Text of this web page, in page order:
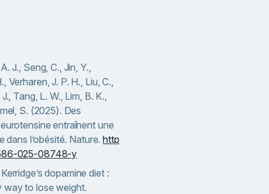
J., Seng, C., Jin, Y.,
Verharen, J. P. H., Liu, C.,
Tang, L. W., Lim, B. K.,
S. (2025). Des
entraînent une
dans l’obésité. Nature.http
025-08748-y
dopamine diet :
way to lose weight.